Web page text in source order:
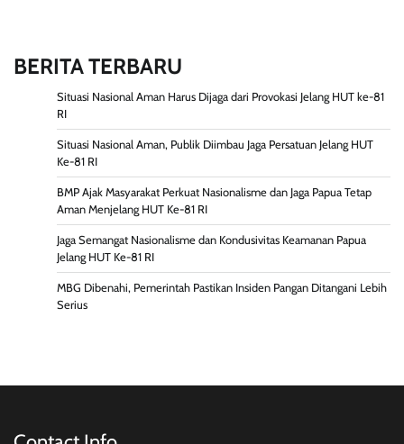
BERITA TERBARU
Situasi Nasional Aman Harus Dijaga dari Provokasi Jelang HUT ke-81
RI
Situasi Nasional Aman, Publik Diimbau Jaga Persatuan Jelang HUT
Ke-81 RI
BMP Ajak Masyarakat Perkuat Nasionalisme dan Jaga Papua Tetap
Aman Menjelang HUT Ke-81 RI
Jaga Semangat Nasionalisme dan Kondusivitas Keamanan Papua
Jelang HUT Ke-81 RI
MBG Dibenahi, Pemerintah Pastikan Insiden Pangan Ditangani Lebih
Serius